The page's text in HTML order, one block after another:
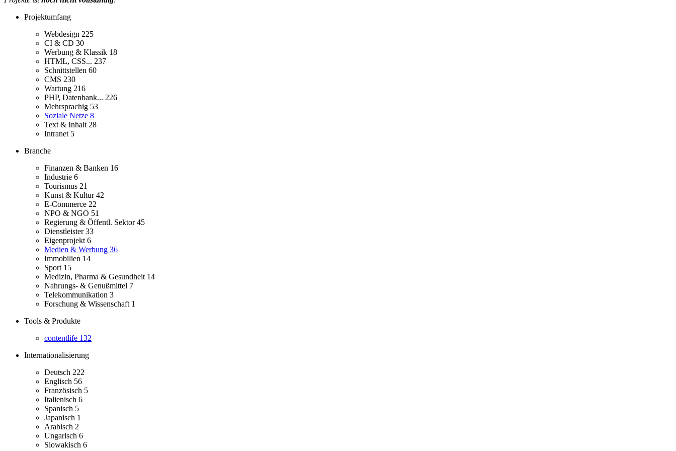
Projektumfang
Webdesign 225
CI & CD 30
Werbung & Klassik 18
HTML, CSS... 237
Schnittstellen 60
CMS 230
Wartung 216
PHP, Datenbank... 226
Mehrsprachig 53
Soziale Netze 8
Text & Inhalt 28
Intranet 5
Branche
Finanzen & Banken 16
Industrie 6
Tourismus 21
Kunst & Kultur42
E-Commerce 22
NPO & NGO 51
Regierung & Öffentl. Sektor45
Dienstleister33
Eigenprojekt 6
Medien & Werbung 36
Immobilien 14
Sport 15
Medizin, Pharma & Gesundheit 14
Nahrungs- & Genußmittel 7
Telekommunikation 3
Forschung & Wissenschaft 1
Tools & Produkte
contentlife 132
Internationalisierung
Deutsch 222
Englisch 56
Französisch 5
Italienisch 6
Spanisch 5
Japanisch 1
Arabisch 2
Ungarisch 6
Slowakisch 6